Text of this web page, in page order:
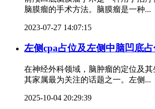
脑膜瘤的手术方法。脑膜瘤是一种...
2023-07-27 14:07:15
左侧cpa占位及左侧中脑凹底占
在神经外科领域，脑肿瘤的定位及其
其家属最为关注的话题之一。左侧...
2025-10-04 20:29:39